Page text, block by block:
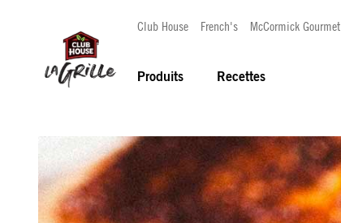
Club House French's McCormick Gourmet
Produits Recettes